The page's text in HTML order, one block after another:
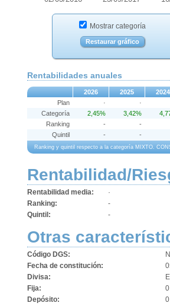
Mostrar categoría
Restaurar gráfico
Rentabilidades anuales
2026 2025 2024
Ranking y quintil respecto a la categoría MIXTO.
Plan ·
·
Categoría
2,45% 3,42%
Ranking
-
-
Quintil
- -
Rentabilidad/
Rentabilidad media:
·
Ranking:
-
Quintil:
-
Otras
Código DGS:
Fecha de constitución:
Divisa:
Fija:
Depósito: